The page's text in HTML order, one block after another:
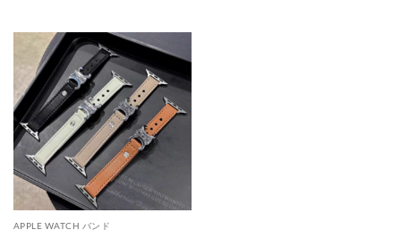
APPLE WATCH バンド